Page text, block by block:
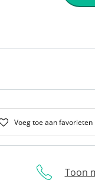
Voeg toe aan favorieten
Toon